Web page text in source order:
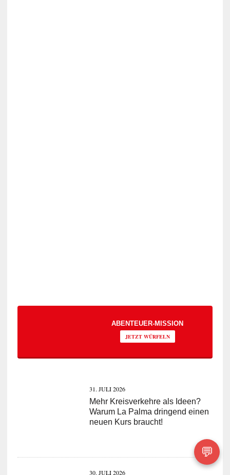
ABENTEUER-MISSION
JETZT WÜRFELN
31. JULI 2026
Mehr Kreisverkehre als Ideen?
Warum La Palma dringend einen
neuen Kurs braucht!
30. JULI 2026
💬